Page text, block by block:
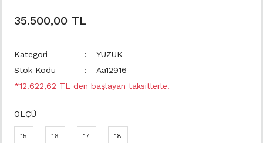
35.500,00 TL
Kategori
YÜZÜK
Stok Kodu
Aa12916
*12.622,62 TL den başlayan taksitlerle!
ÖLÇÜ
15 16 17 18